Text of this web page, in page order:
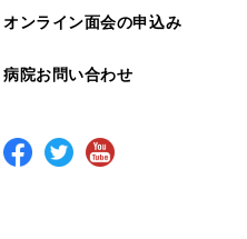
オンライン面会の申込み
病院お問い合わせ